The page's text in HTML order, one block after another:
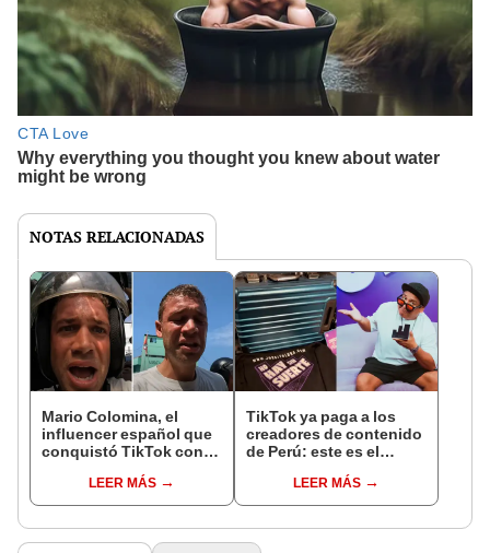
NOTAS RELACIONADAS
Mario Colomina, el
influencer español que
conquistó TikTok con
"Mi amor nació por la
gastronomía"
LEER MÁS
TikTok ya paga a los
creadores de contenido
de Perú: este es el
llegar a cobrar por 1.000
vistas
LEER MÁS